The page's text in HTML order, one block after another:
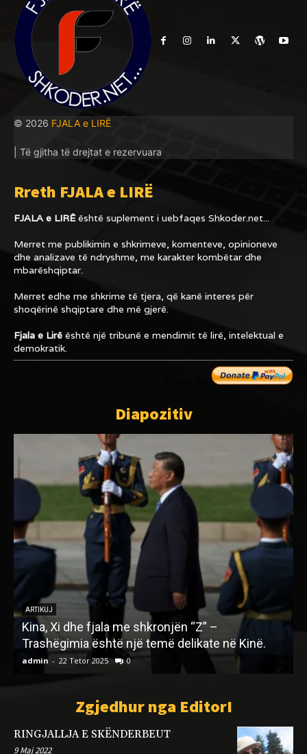
© 2026 FJALA e LIRË
| Të gjitha të drejtat e rezervuara
Rreth FJALA e LIRË
FJALA e LIRËështë suplement i uebfaqes Shkoder.net...
Merret me publikimin e shkrimeve, komenteve, opinioneve
dhe analizave të ndryshme, me karakter kombëtar dhe
mbarëshqiptar.
Merret edhe me shkrime të tjera, që kanë interes për
shoqërinë shqiptare dhe më gjerë.
Fjala e Lirë është një tribunë e mendimit të lirë, intelektual e
demokratik.
Diapozitiv
LETËRSI
DREJTË BASHKIMIT KOMBËTAR
admin - 20 Nëntor 2022
Zgjedhur nga EditorI
RINGJALLJA E SKËNDERBEUT
9 Maj 2022